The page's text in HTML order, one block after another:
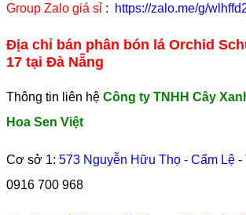
Group Zalo giá sỉ : https://zalo.me/g/
Địa chỉ bán phân bón lá Orchid
17 tại Đà Nẵng
Thông tin liên hệ Công ty TNHH Cây
Hoa Sen Việt
Cơ sở 1: 573 Nguyễn Hữu Thọ - Cẩm Lệ -
0916 700 968